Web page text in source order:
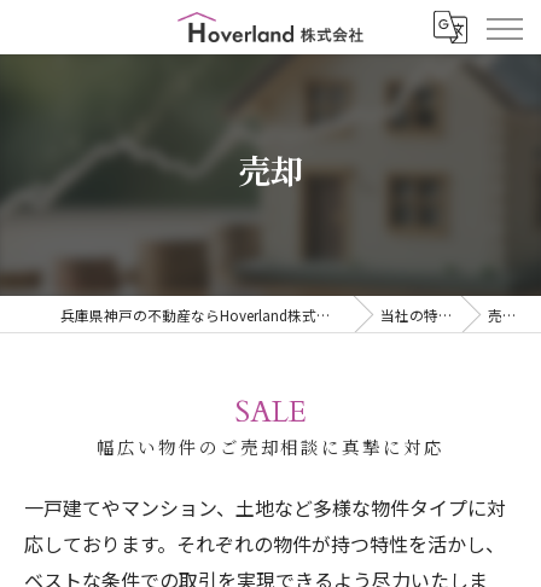
売却
兵庫県神戸の不動産ならHoverland株式会社 当社の特徴 売却
幅広い物件のご売却相談に真摯に対応
SALE
一戸建てやマンション、土地など多様な物件タイプに対
応しております。それぞれの物件が持つ特性を活かし、
ベストな条件での取引を実現できるよう尽力いたしま